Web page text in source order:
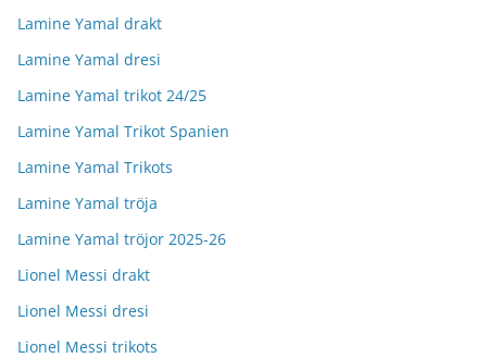
Lamine Yamal drakt
Lamine Yamal dresi
Lamine Yamal trikot 24/25
Lamine Yamal Trikot Spanien
Lamine Yamal Trikots
Lamine Yamal tröja
Lamine Yamal tröjor 2025-26
Lionel Messi drakt
Lionel Messi dresi
Lionel Messi trikots